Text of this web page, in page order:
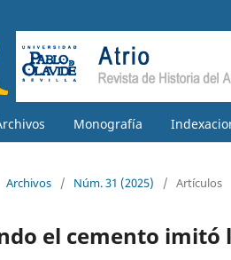
Monografía
Archivos / Núm. 31 (2025) / Artículos
el cemento imitó